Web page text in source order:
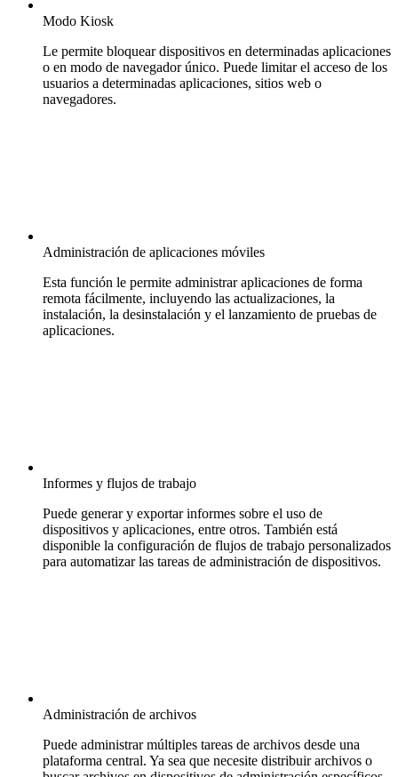
Modo Kiosk
Le permite bloquear dispositivos en determinadas aplicaciones
o en modo de navegador único. Puede limitar el acceso de los
usuarios a determinadas aplicaciones, sitios web o
navegadores.
Administración de aplicaciones móviles
Esta función le permite administrar aplicaciones de forma
remota fácilmente, incluyendo las actualizaciones, la
instalación, la desinstalación y el lanzamiento de pruebas de
aplicaciones.
Informes y flujos de trabajo
Puede generar y exportar informes sobre el uso de
dispositivos y aplicaciones, entre otros. También está
disponible la configuración de flujos de trabajo personalizados
para automatizar las tareas de administración de dispositivos.
Administración de archivos
Puede administrar múltiples tareas de archivos desde una
plataforma central. Ya sea que necesite distribuir archivos o